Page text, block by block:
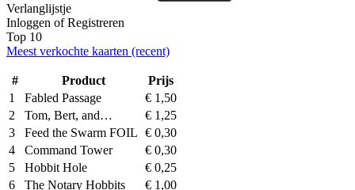
Verlanglijstje
Inloggen ofRegistreren
Top 10
Meest verkochte kaarten (recent)
# Product
Prijs
1
Fabled Passage € 1,50
2
Tom, Bert, and… € 1,25
3
Feed the Swarm FOIL € 0,30
4
Command Tower € 0,30
5
Hobbit Hole € 0,25
6
The Notary Hobbits € 1,00